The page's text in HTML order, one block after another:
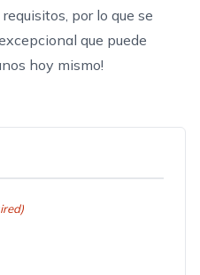
por lo que se
que puede
hoy mismo!